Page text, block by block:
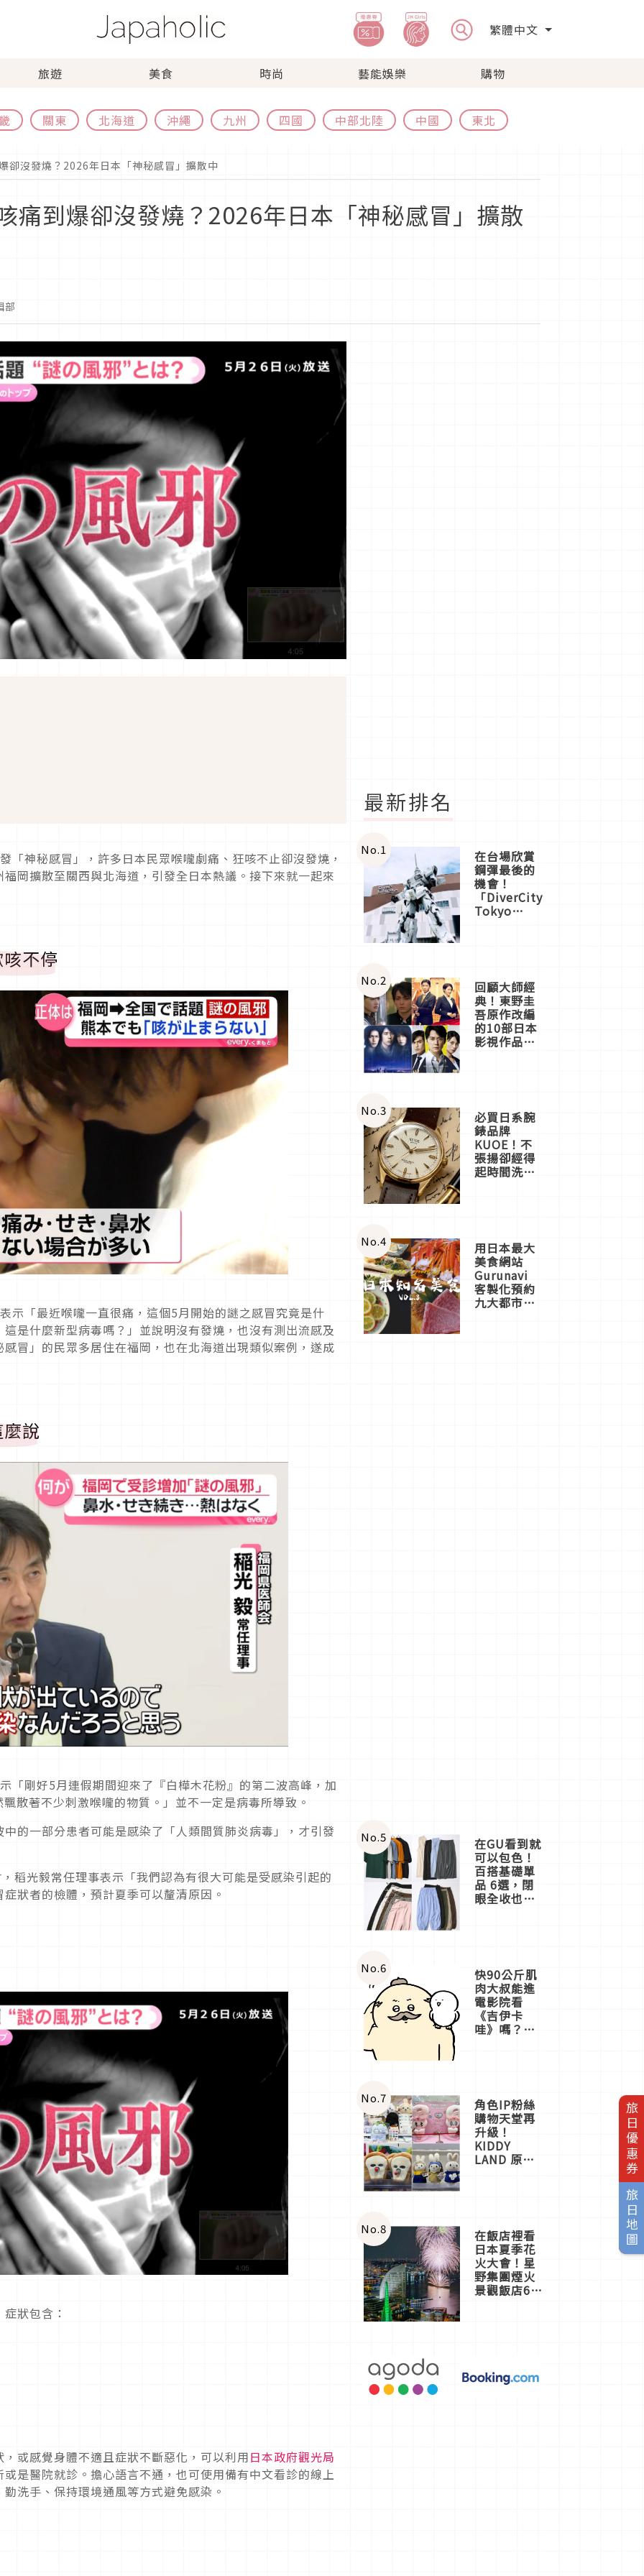
繁體中文
旅遊 美食 時尚 藝能娛樂 購物
關東 北海道 沖繩 九州 四國 中部北陸 中國 東北
旅日優惠券
旅日地圖
卻沒發燒？2026年日本「神秘感冒」擴散中
痛到爆卻沒發燒？2026年日本「神秘感冒」擴散
部
「神秘感冒」，許多日本民眾喉嚨劇痛、狂咳不止卻沒發燒，
岡擴散至關西與北海道，引發全日本熱議。接下來就一起來
不停
示「最近喉嚨一直很痛，這個5月開始的謎之感冒究竟是什
是什麼新型病毒嗎？」並說明沒有發燒，也沒有測出流感及
冒」的民眾多居住在福岡，也在北海道出現類似案例，遂成
說
「剛好5月連假期間迎來了『白樺木花粉』的第二波高峰，加
散著不少刺激喉嚨的物質。」並不一定是病毒所導致。
的一部分患者可能是感染了「人類間質肺炎病毒」，才引發
稻光毅常任理事表示「我們認為有很大可能是受感染引起的
狀者的檢體，預計夏季可以釐清原因。
狀包含：
或感覺身體不適且症狀不斷惡化，可以利用日本政府觀光局
是醫院就診。擔心語言不通，也可使用備有中文看診的線上
洗手、保持環境通風等方式避免感染。
最新排名
No.1 在台場欣賞
鋼彈最後的
機會！
「DiverCity
Tokyo
體驗
No.2 回顧大師經
典！東野圭
吾原作改編
的10部日本
影視作品推
No.3 必買日系腕
錶品牌
KUOE！不
張揚卻經得
起時間洗鍊
No.4 用日本最大
美食網站
Gurunavi
客製化預約
九大都市餐
No.5 在GU看到就
可以包色！
百搭基礎單
品 6選，閉
眼全收也不
No.6 快90公斤肌
肉大叔能進
電影院看
《吉伊卡
哇》嗎？日
一同給出了
答案
No.7 角色IP粉絲
購物天堂再
升級！
KIDDY
LAND 原宿
店3分即達
No.8 在飯店裡看
日本夏季花
火大會！星
野集團煙火
景觀飯店6